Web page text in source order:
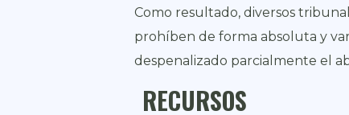
Como resultado, diversos
prohíben de forma absoluta y
despenalizado parcialmente el
RECURSOS